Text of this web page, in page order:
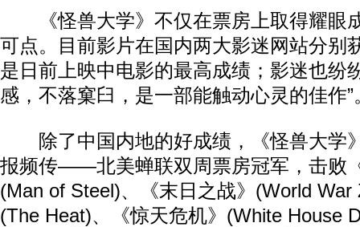
《怪兽大学》不仅在票房上取得耀眼
可点。目前影片在国内两大影迷网站分别
是日前上映中电影的最高成绩；影迷也纷
感，不落窠臼，是一部能触动心灵的佳作”
除了中国内地的好成绩，《怪兽大学
报频传——北美蝉联双周票房冠军，击败
(Man of Steel)、《末日之战》(World
(The Heat)、《惊天危机》(White House